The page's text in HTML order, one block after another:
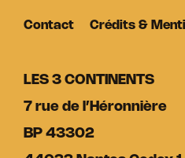
LES 3 CONTINENTS
7 rue de l’Héronnière
BP 43302
Contact Crédits &